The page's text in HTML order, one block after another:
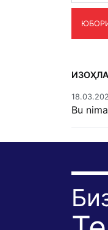
Bu